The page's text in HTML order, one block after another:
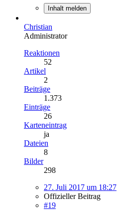
Inhalt melden
Christian
Administrator
Reaktionen
52
Artikel
2
Beiträge
1.373
Einträge
26
Karteneintrag
ja
Dateien
8
Bilder
298
27. Juli 2017 um 18:27
Offizieller Beitrag
#19